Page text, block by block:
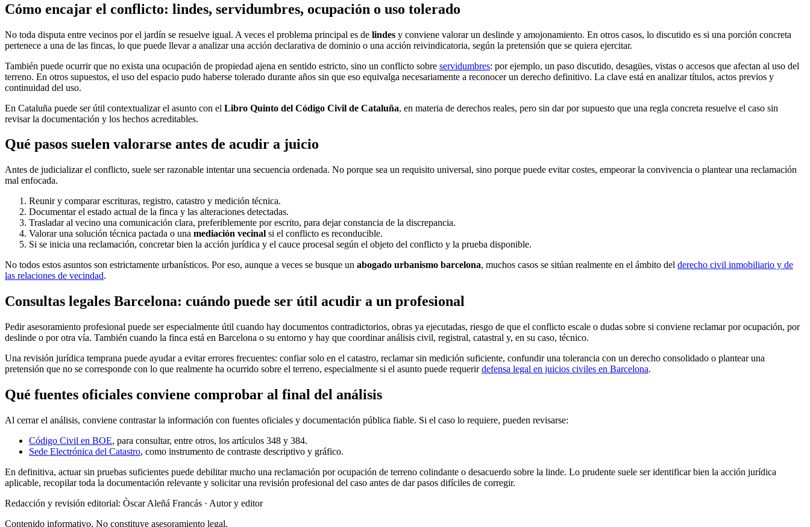
Cómo encajar el conflicto: lindes, servidumbres, ocupación o uso tolerado
No toda disputa entre vecinos por el jardín se resuelve igual. A veces el problema principal es de lindes y conviene valorar un deslinde y amojonamiento. En otros casos, lo discutido es si una porción concreta
pertenece a una de las fincas, lo que puede llevar a analizar una acción declarativa de dominio o una acción reivindicatoria, según la pretensión que se quiera ejercitar.
También puede ocurrir que no exista una ocupación de propiedad ajena en sentido estricto, sino un conflicto sobre servidumbres: por ejemplo, un paso discutido, desagües, vistas o accesos que afectan al uso del
terreno. En otros supuestos, el uso del espacio pudo haberse tolerado durante años sin que eso equivalga necesariamente a reconocer un derecho definitivo. La clave está en analizar títulos, actos previos y
continuidad del uso.
En Cataluña puede ser útil contextualizar el asunto con el Libro Quinto del Código Civil de Cataluña, en materia de derechos reales, pero sin dar por supuesto que una regla concreta resuelve el caso sin
revisar la documentación y los hechos acreditables.
Qué pasos suelen valorarse antes de acudir a juicio
Antes de judicializar el conflicto, suele ser razonable intentar una secuencia ordenada. No porque sea un requisito universal, sino porque puede evitar costes, empeorar la convivencia o plantear una reclamación
mal enfocada.
Reunir y comparar escrituras, registro, catastro y medición técnica.
Documentar el estado actual de la finca y las alteraciones detectadas.
Trasladar al vecino una comunicación clara, preferiblemente por escrito, para dejar constancia de la discrepancia.
Valorar una solución técnica pactada o una mediación vecinal si el conflicto es reconducible.
Si se inicia una reclamación, concretar bien la acción jurídica y el cauce procesal según el objeto del conflicto y la prueba disponible.
No todos estos asuntos son estrictamente urbanísticos. Por eso, aunque a veces se busque un abogado urbanismo barcelona, muchos casos se sitúan realmente en el ámbito del derecho civil inmobiliario y de
las relaciones de vecindad.
Consultas legales Barcelona: cuándo puede ser útil acudir a un profesional
Pedir asesoramiento profesional puede ser especialmente útil cuando hay documentos contradictorios, obras ya ejecutadas, riesgo de que el conflicto escale o dudas sobre si conviene reclamar por ocupación, por
deslinde o por otra vía. También cuando la finca está en Barcelona o su entorno y hay que coordinar análisis civil, registral, catastral y, en su caso, técnico.
Una revisión jurídica temprana puede ayudar a evitar errores frecuentes: confiar solo en el catastro, reclamar sin medición suficiente, confundir una tolerancia con un derecho consolidado o plantear una
pretensión que no se corresponde con lo que realmente ha ocurrido sobre el terreno, especialmente si el asunto puede requerirdefensa legal en juicios civiles en Barcelona.
Qué fuentes oficiales conviene comprobar al final del análisis
Al cerrar el análisis, conviene contrastar la información con fuentes oficiales y documentación pública fiable. Si el caso lo requiere, pueden revisarse:
Código Civil en BOE, para consultar, entre otros, los artículos 348 y 384.
Sede Electrónica del Catastro, como instrumento de contraste descriptivo y gráfico.
En definitiva, actuar sin pruebas suficientes puede debilitar mucho una reclamación por ocupación de terreno colindante o desacuerdo sobre la linde. Lo prudente suele ser identificar bien la acción jurídica
aplicable, recopilar toda la documentación relevante y solicitar una revisión profesional del caso antes de dar pasos difíciles de corregir.
Redacción y revisión editorial: Òscar Aleñá Francás · Autor y editor
Contenido informativo. No constituye asesoramiento legal.